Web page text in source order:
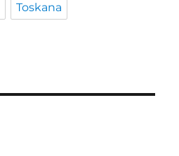
Toskana